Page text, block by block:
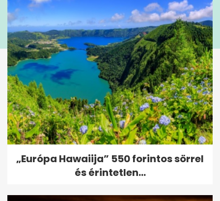
„Európa Hawaiija” 550 forintos sörrel
és érintetlen...